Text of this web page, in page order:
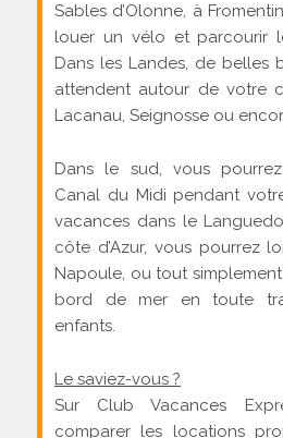
Sables d’Olonne, à
louer un vélo et parcourir
Dans les Landes, de belles
attendent autour de votre
Lacanau, Seignosse ou
Dans le sud, vous
Canal du Midi pendant
vacances dans le
côte d’Azur, vous pourrez
Napoule, ou tout
bord de mer en toute
enfants.
Le saviez-vous ?
Sur Club Vacances
comparer les locations